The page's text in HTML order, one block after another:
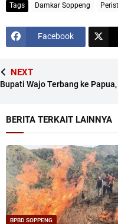
Tags Damkar Soppeng
Facebook
NEXT
Bupati Wajo Terbang ke
BERITA TERKAIT LAINNYA
BPBD SOPPENG